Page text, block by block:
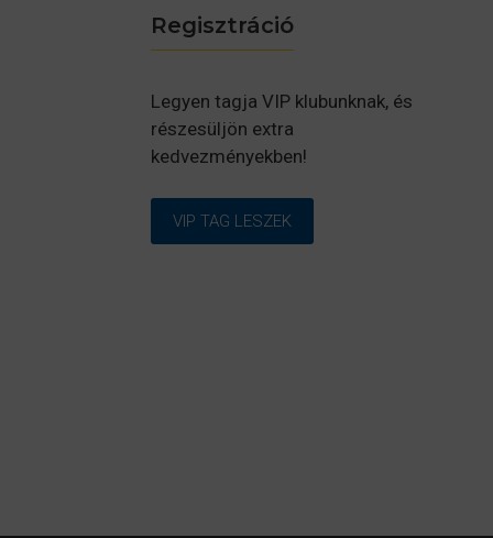
Regisztráció
Legyen tagja VIP klubunknak, és
részesüljön extra
kedvezményekben!
VIP TAG LESZEK